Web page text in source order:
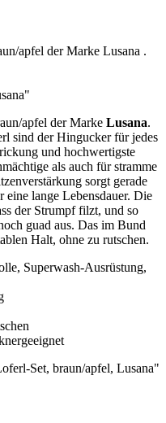
apfel der Marke Lusana .
apfel der Marke Lusana.
sind der Hingucker für jedes
und hochwertigste
als auch für stramme
sorgt gerade
eine lange Lebensdauer. Die
der Strumpf filzt, und so
guad aus. Das im Bund
Halt, ohne zu rutschen.
Superwash-Ausrüstung,
Set, braun/apfel, Lusana"